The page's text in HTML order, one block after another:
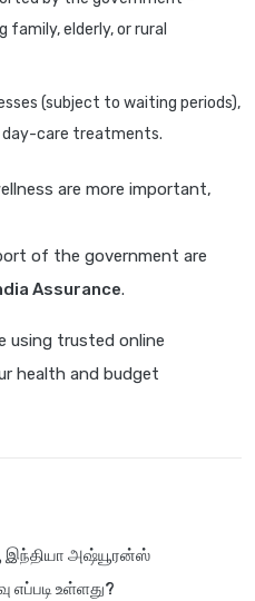
family, elderly, or rural
(subject to waiting periods),
day-care treatments.
are more important,
of the government are
Assurance.
using trusted online
health and budget
இந்தியா அஷ்யூரன்ஸ்
எப்படி உள்ளது?